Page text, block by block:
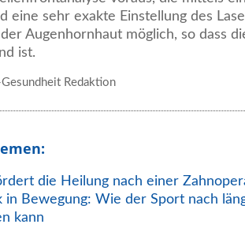
eine sehr exakte Einstellung des
Augenhornhaut möglich, so dass
ist.
Redaktion
die Heilung nach einer
in Bewegung: Wie der Sport nach
kann